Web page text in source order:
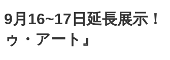
9月16~17日延長展示
ゥ・アート』